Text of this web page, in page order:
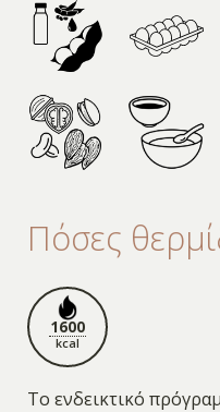
Πόσες
1600
kcal
Το ενδεικτικό